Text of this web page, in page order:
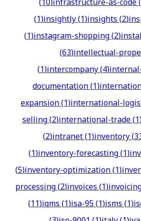
(1)insightly(1)insights(2)
(1)instagram-shopping(2)
(63)intellectual-
(1)intercompany(4)
documentation(1)
expansion(1)international-
selling(2)international-trade(1
(2)intranet(1)inventory(
(1)inventory-forecasting(1)
(5)inventory-optimization(1)
processing(2)invoices(1)
(11)iqms(1)isa-95(1)isms(1)